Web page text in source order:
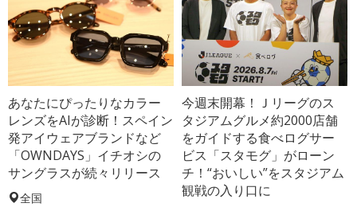
あなたにぴったりなカラー
レンズをAIが診断！スペイン
発アイウェアブランドなど
「OWNDAYS」イチオシの
サングラスが続々リリース
全国
今週末開幕！Ｊリーグのス
タジアムグルメ約2000店舗
をガイドする食べログサー
ビス「スタモグ」がローン
チ！“おいしい”をスタジアム
観戦の入り口に